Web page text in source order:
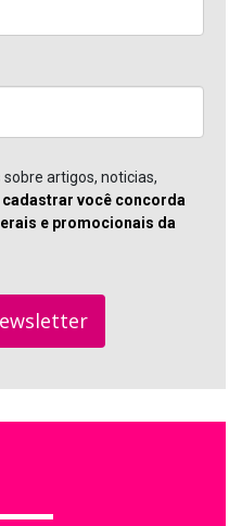
artigos, noticias,
cadastrar você concorda
e promocionais da